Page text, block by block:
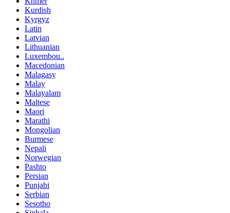
Kurdish
Kyrgyz
Latin
Latvian
Lithuanian
Luxembou..
Macedonian
Malagasy
Malay
Malayalam
Maltese
Maori
Marathi
Mongolian
Burmese
Nepali
Norwegian
Pashto
Persian
Punjabi
Serbian
Sesotho